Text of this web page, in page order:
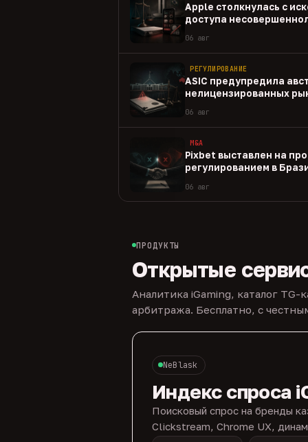
Apple столкнулась с
доступа
06 авг
РЕГУЛИРОВАНИЕ
ASIC предупредила
нелицензированных
06 авг
M&A
Pixbet выставлен на
регулированием в
06 авг
ПРОДУКТЫ
Открытые
Аналитика iGaming, каталог
арбитража. Бесплатно, с
NeBlask
Индекс спроса
Поисковый спрос на бренды
Clickstream, Chrome UX,